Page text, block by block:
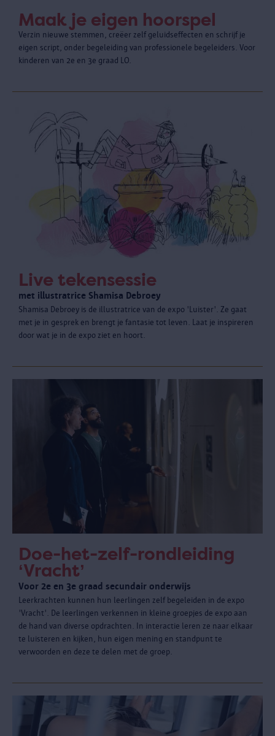
Maak je eigen hoorspel
Verzin nieuwe stemmen, creëer zelf geluidseffecten en schrijf je
eigen script, onder begeleiding van professionele begeleiders. Voor
kinderen van 2e en 3e graad LO.
Live tekensessie
met illustratrice Shamisa Debroey
Shamisa Debroey is de illustratrice van de expo 'Luister'. Ze gaat
met je in gesprek en brengt je fantasie tot leven. Laat je inspireren
door wat je in de expo ziet en hoort.
Doe-het-zelf-rondleiding
‘Vracht’
Voor 2e en 3e graad secundair onderwijs
Leerkrachten kunnen hun leerlingen zelf begeleiden in de expo
'Vracht'. De leerlingen verkennen in kleine groepjes de expo aan
de hand van diverse opdrachten. In interactie leren ze naar elkaar
te luisteren en kijken, hun eigen mening en standpunt te
verwoorden en deze te delen met de groep.